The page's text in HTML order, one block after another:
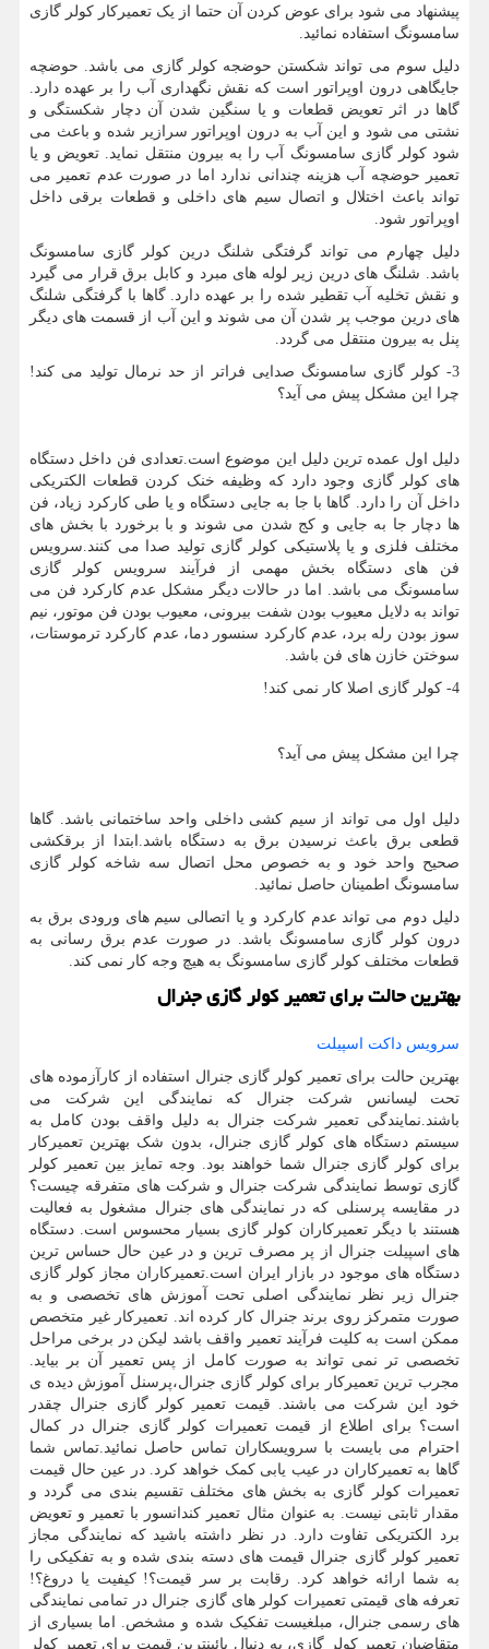
پیشنهاد می شود برای عوض کردن آن حتما از یک تعمیرکار کولر گازی
سامسونگ استفاده نمائید.
دلیل سوم می تواند شکستن حوضجه کولر گازی می باشد. حوضچه
جایگاهی درون اوپراتور است که نقش نگهداری آب را بر عهده دارد.
گاها در اثر تعویض قطعات و یا سنگین شدن آن دچار شکستگی و
نشتی می شود و این آب به درون اوپراتور سرازیر شده و باعث می
شود کولر گازی سامسونگ آب را به بیرون منتقل نماید. تعویض و یا
تعمیر حوضچه آب هزینه چندانی ندارد اما در صورت عدم تعمیر می
تواند باعث اختلال و اتصال سیم های داخلی و قطعات برقی داخل
اوپراتور شود.
دلیل چهارم می تواند گرفتگی شلنگ درین کولر گازی سامسونگ
باشد. شلنگ های درین زیر لوله های مبرد و کابل برق قرار می گیرد
و نقش تخلیه آب تقطیر شده را بر عهده دارد. گاها با گرفتگی شلنگ
های درین موجب پر شدن آن می شوند و این آب از قسمت های دیگر
پنل به بیرون منتقل می گردد.
3- کولر گازی سامسونگ صدایی فراتر از حد نرمال تولید می کند!
چرا این مشکل پیش می آید؟
دلیل اول عمده ترین دلیل این موضوع است.تعدادی فن داخل دستگاه
های کولر گازی وجود دارد که وظیفه خنک کردن قطعات الکتریکی
داخل آن را دارد. گاها با جا به جایی دستگاه و یا طی کارکرد زیاد، فن
ها دچار جا به جایی و کج شدن می شوند و با برخورد با بخش های
مختلف فلزی و یا پلاستیکی کولر گازی تولید صدا می کنند.سرویس
فن های دستگاه بخش مهمی از فرآیند سرویس کولر گازی
سامسونگ می باشد. اما در حالات دیگر مشکل عدم کارکرد فن می
تواند به دلایل معیوب بودن شفت بیرونی، معیوب بودن فن موتور، نیم
سوز بودن رله برد، عدم کارکرد سنسور دما، عدم کارکرد ترموستات،
سوختن خازن های فن باشد.
4- کولر گازی اصلا کار نمی کند!
چرا این مشکل پیش می آید؟
دلیل اول می تواند از سیم کشی داخلی واحد ساختمانی باشد. گاها
قطعی برق باعث نرسیدن برق به دستگاه باشد.ابتدا از برقکشی
صحیح واحد خود و به خصوص محل اتصال سه شاخه کولر گازی
سامسونگ اطمینان حاصل نمائید.
دلیل دوم می تواند عدم کارکرد و یا اتصالی سیم های ورودی برق به
درون کولر گازی سامسونگ باشد. در صورت عدم برق رسانی به
قطعات مختلف کولر گازی سامسونگ به هیچ وجه کار نمی کند.
بهترین حالت برای تعمیر کولر گازی جنرال
سرویس داکت اسپیلت
بهترین حالت برای تعمیر کولر گازی جنرال استفاده از کارآزموده های
تحت لیسانس شرکت جنرال که نمایندگی این شرکت می
باشند.نمایندگی تعمیر شرکت جنرال به دلیل واقف بودن کامل به
سیستم دستگاه های کولر گازی جنرال، بدون شک بهترین تعمیرکار
برای کولر گازی جنرال شما خواهند بود. وجه تمایز بین تعمیر کولر
گازی توسط نمایندگی شرکت جنرال و شرکت های متفرقه چیست؟
در مقایسه پرسنلی که در نمایندگی های جنرال مشغول به فعالیت
هستند با دیگر تعمیرکاران کولر گازی بسیار محسوس است. دستگاه
های اسپیلت جنرال از پر مصرف ترین و در عین حال حساس ترین
دستگاه های موجود در بازار ایران است.تعمیرکاران مجاز کولر گازی
جنرال زیر نظر نمایندگی اصلی تحت آموزش های تخصصی و به
صورت متمرکز روی برند جنرال کار کرده اند. تعمیرکار غیر متخصص
ممکن است به کلیت فرآیند تعمیر واقف باشد لیکن در برخی مراحل
تخصصی تر نمی تواند به صورت کامل از پس تعمیر آن بر بیاید.
مجرب ترین تعمیرکار برای کولر گازی جنرال،پرسنل آموزش دیده ی
خود این شرکت می باشند. قیمت تعمیر کولر گازی جنرال چقدر
است؟ برای اطلاع از قیمت تعمیرات کولر گازی جنرال در کمال
احترام می بایست با سرویسکاران تماس حاصل نمائید.تماس شما
گاها به تعمیرکاران در عیب یابی کمک خواهد کرد. در عین حال قیمت
تعمیرات کولر گازی به بخش های مختلف تقسیم بندی می گردد و
مقدار ثابتی نیست. به عنوان مثال تعمیر کندانسور با تعمیر و تعویض
برد الکتریکی تفاوت دارد. در نظر داشته باشید که نمایندگی مجاز
تعمیر کولر گازی جنرال قیمت های دسته بندی شده و به تفکیکی را
به شما ارائه خواهد کرد. رقابت بر سر قیمت؟! کیفیت یا دروغ؟!
تعرفه های قیمتی تعمیرات کولر های گازی جنرال در تمامی نمایندگی
های رسمی جنرال، مبلغیست تفکیک شده و مشخص. اما بسیاری از
متقاضیان تعمیر کولر گازی، به دنبال پائینترین قیمت برای تعمیر کولر